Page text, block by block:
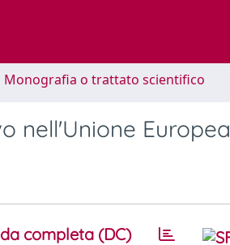
Monografia o trattato scientifico
nell'Unione Europea
completa (DC)